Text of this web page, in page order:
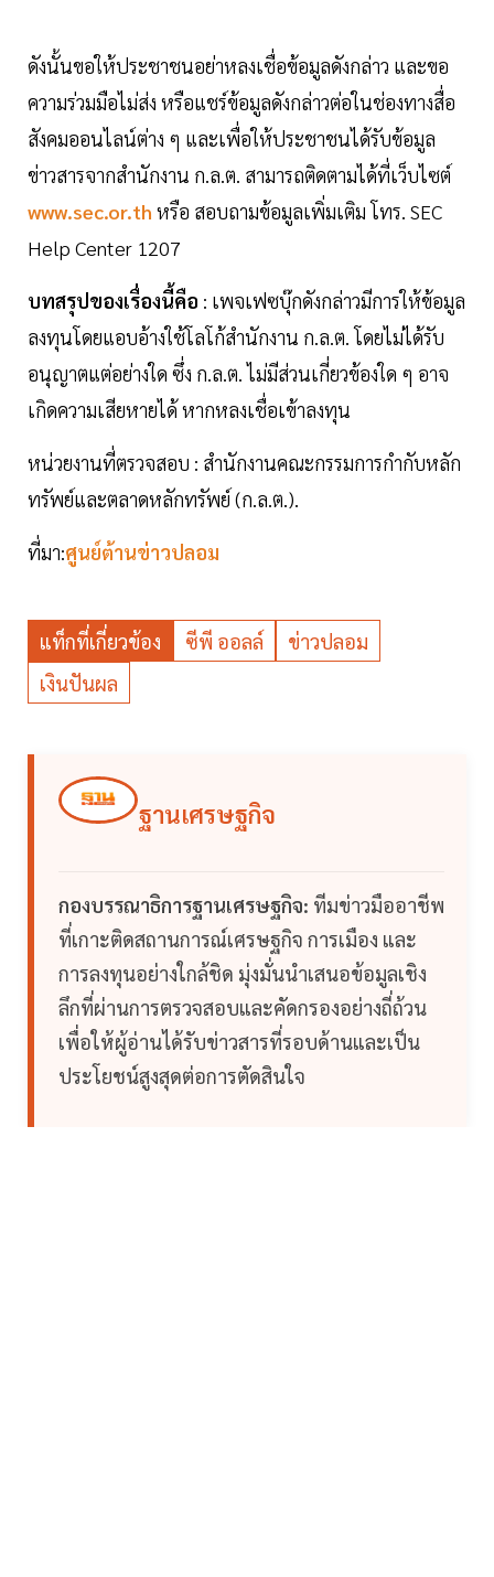
ดังนั้นขอให้ประชาชนอย่าหลงเชื่อข้อมูลดังกล่าว และขอ
ความร่วมมือไม่ส่ง หรือแชร์ข้อมูลดังกล่าวต่อในช่องทางสื่อ
สังคมออนไลน์ต่าง ๆ และเพื่อให้ประชาชนได้รับข้อมูล
ข่าวสารจากสำนักงาน ก.ล.ต. สามารถติดตามได้ที่เว็บไซต์
www.sec.or.th หรือ สอบถามข้อมูลเพิ่มเติม โทร. SEC
Help Center 1207
บทสรุปของเรื่องนี้คือ : เพจเฟซบุ๊กดังกล่าวมีการให้ข้อมูล
ลงทุนโดยแอบอ้างใช้โลโก้สำนักงาน ก.ล.ต. โดยไม่ได้รับ
อนุญาตแต่อย่างใด ซึ่ง ก.ล.ต. ไม่มีส่วนเกี่ยวข้องใด ๆ อาจ
เกิดความเสียหายได้ หากหลงเชื่อเข้าลงทุน
หน่วยงานที่ตรวจสอบ : สำนักงานคณะกรรมการกำกับหลัก
ทรัพย์และตลาดหลักทรัพย์ (ก.ล.ต.).
ที่มา:ศูนย์ต้านข่าวปลอม
แท็กที่เกี่ยวข้อง ซีพี ออลล์
ข่าวปลอม
เงินปันผล
ฐานเศรษฐกิจ
กองบรรณาธิการฐานเศรษฐกิจ: ทีมข่าวมืออาชีพ
ที่เกาะติดสถานการณ์เศรษฐกิจ การเมือง และ
การลงทุนอย่างใกล้ชิด มุ่งมั่นนำเสนอข้อมูลเชิง
ลึกที่ผ่านการตรวจสอบและคัดกรองอย่างถี่ถ้วน
เพื่อให้ผู้อ่านได้รับข่าวสารที่รอบด้านและเป็น
ประโยชน์สูงสุดต่อการตัดสินใจ